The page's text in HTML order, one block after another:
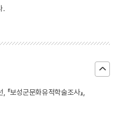
.
『보성군문화유적학술조사』,